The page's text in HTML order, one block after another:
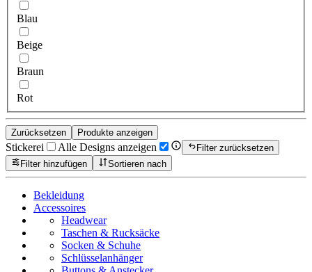
Blau
Beige
Braun
Rot
Zurücksetzen Produkte anzeigen
Stickerei Alle Designs anzeigen
Filter zurücksetzen
Filter hinzufügen
Sortieren nach
Bekleidung
Accessoires
Headwear
Taschen & Rucksäcke
Socken & Schuhe
Schlüsselanhänger